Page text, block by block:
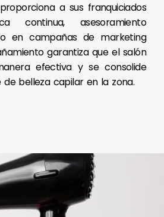
a sus franquiciados
continua, asesoramiento
en campañas de marketing
garantiza que el salón
efectiva y se consolide
belleza capilar en la zona.